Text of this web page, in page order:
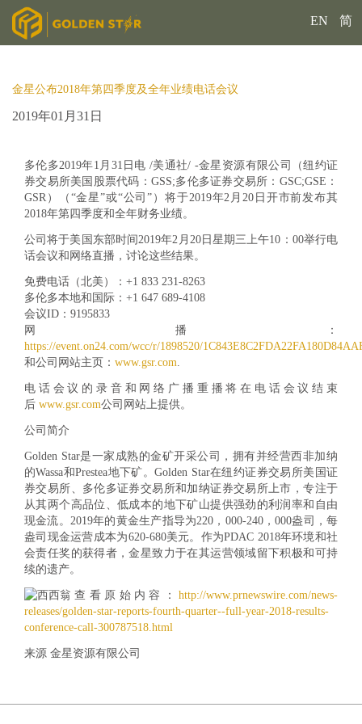
EN 简
金星公布2018年第四季度及全年业绩电话会议
2019年01月31日
多伦多2019年1月31日电 /美通社/ -金星资源有限公司（纽约证
券交易所美国股票代码：GSS;多伦多证券交易所：GSC;GSE：
GSR）（ “金星”或“公司”）将于2019年2月20日开市前发布其
2018年第四季度和全年财务业绩。
公司将于美国东部时间2019年2月20日星期三上午10：00举行电
话会议和网络直播，讨论这些结果。
免费电话（北美）：+1 833 231-8263
多伦多本地和国际：+1 647 689-4108
会议ID： 9195833
网播：
https://event.on24.com/wcc/r/1898520/
和公司网站主页： www.gsr.com
电话会议的录音和网络广播重播将在电话会议结束
后 www.gsr.com公司网站上提供。
公司简介
Golden Star是一家成熟的金矿开采公司，拥有并经营西非加纳
的Wassa和Prestea地下矿。Golden Star在纽约证券交易所美国证
券交易所、多伦多证券交易所和加纳证券交易所上市，专注于
从其两个高品位、低成本的地下矿山提供强劲的利润率和自由
现金流。2019年的黄金生产指导为220，000-240，000盎司，每
盎司现金运营成本为620-680美元。作为PDAC 2018年环境和社
会责任奖的获得者，金星致力于在其运营领域留下积极和可持
续的遗产。
查看原始内容： http://www.prnewswire.com/news-
releases/golden-star-reports-fourth-quarter--full-year-2018-results-
conference-call-300787518.html
来源 金星资源有限公司